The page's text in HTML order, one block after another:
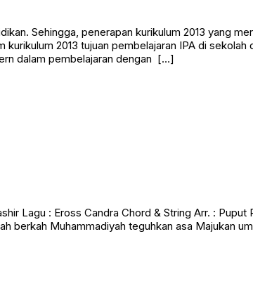
Sehingga, penerapan kurikulum 2013 yang
2013 tujuan pembelajaran IPA di sekolah
dalam pembelajaran dengan […]
Lagu : Eross Candra Chord & String Arr. :
berkah Muhammadiyah teguhkan asa Majukan